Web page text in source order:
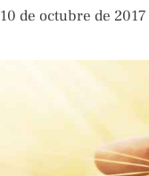
10 de octubre de 2017